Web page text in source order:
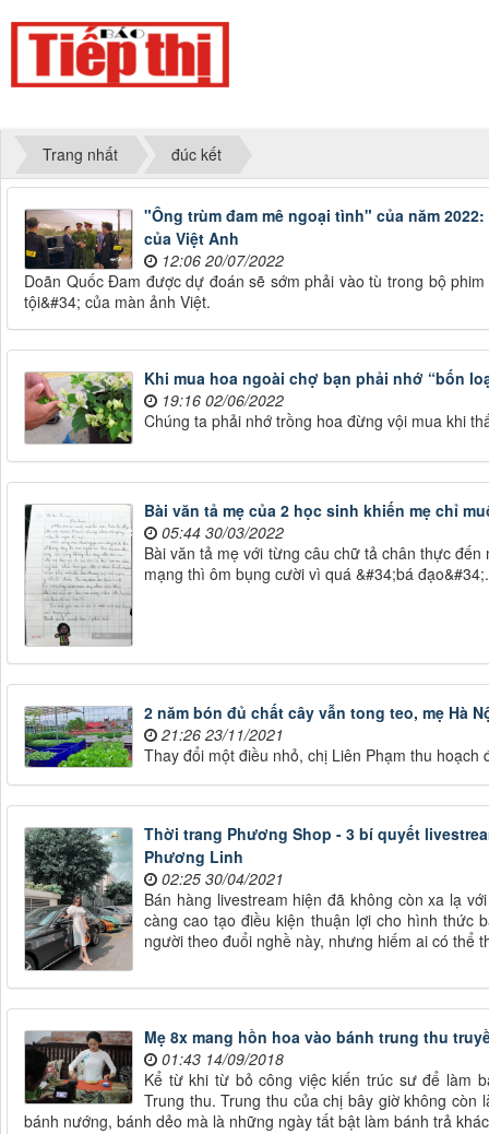
Trang nhất đúc kết
"Ông trùm đam mê ngoại tình" của năm
của Việt Anh
12:06 20/07/2022
Doãn Quốc Đam được dự đoán sẽ sớm phải vào tù trong bộ
tội&#34; của màn ảnh Việt.
Khi mua hoa ngoài chợ bạn phải nhớ “bốn
19:16 02/06/2022
Chúng ta phải nhớ trồng hoa đừng vội mua khi
Bài văn tả mẹ của 2 học sinh khiến mẹ chỉ
05:44 30/03/2022
Bài văn tả mẹ với từng câu chữ tả chân thực
mạng thì ôm bụng cười vì quá &#34;bá đạo&#34;.
2 năm bón đủ chất cây vẫn tong teo, mẹ Hà
21:26 23/11/2021
Thay đổi một điều nhỏ, chị Liên Phạm thu
Thời trang Phương Shop - 3 bí quyết
Phương Linh
02:25 30/04/2021
Bán hàng livestream hiện đã không còn xa lạ
càng cao tạo điều kiện thuận lợi cho hình thức
người theo đuổi nghề này, nhưng hiếm ai có thể
Mẹ 8x mang hồn hoa vào bánh trung thu
01:43 14/09/2018
Kể từ khi từ bỏ công việc kiến trúc sư để làm
Trung thu. Trung thu của chị bây giờ không
bánh nướng, bánh dẻo mà là những ngày tất bật làm bánh trả